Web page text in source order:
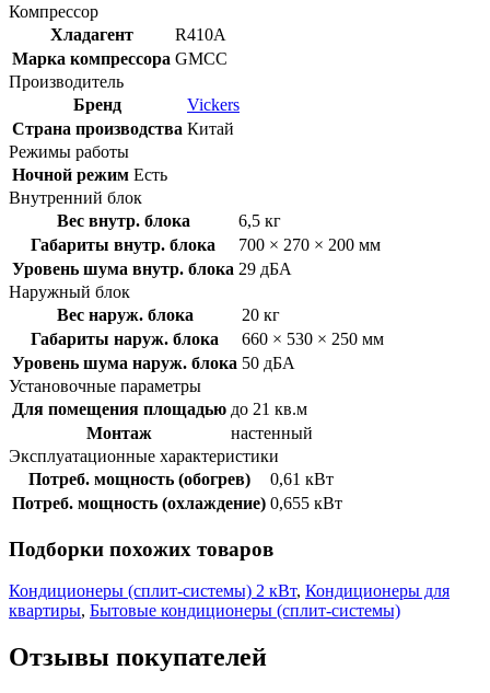
Компрессор
Хладагент
R410A
Марка компрессора GMCC
Производитель
Бренд
Vickers
Страна производства Китай
Режимы работы
Ночной режим Есть
Внутренний блок
Вес внутр. блока
6,5 кг
Габариты внутр. блока
700 × 270 × 200 мм
Уровень шума внутр. блока 29 дБА
Наружный блок
Вес наруж. блока
20 кг
Габариты наруж. блока
660 × 530 × 250 мм
Уровень шума наруж. блока 50 дБА
Установочные параметры
Для помещения площадью до 21 кв.м
Монтаж
настенный
Эксплуатационные характеристики
Потреб. мощность (обогрев)
0,61 кВт
Потреб. мощность (охлаждение) 0,655 кВт
Подборки похожих товаров
Кондиционеры (сплит-системы) 2 кВт, Кондиционеры для
квартиры, Бытовые кондиционеры (сплит-системы)
Отзывы покупателей